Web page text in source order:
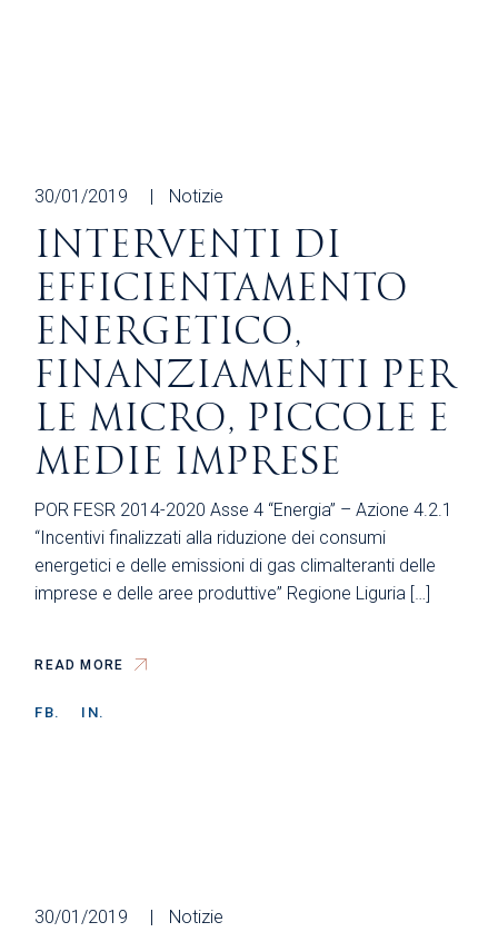
30/01/2019 Notizie
INTERVENTI DI
EFFICIENTAMENTO
ENERGETICO,
FINANZIAMENTI PER
LE MICRO, PICCOLE E
MEDIE IMPRESE
POR FESR 2014-2020 Asse 4 “Energia” – Azione 4.2.1
“Incentivi finalizzati alla riduzione dei consumi
energetici e delle emissioni di gas climalteranti delle
imprese e delle aree produttive” Regione Liguria […]
READ MORE
FB. IN.
30/01/2019 Notizie